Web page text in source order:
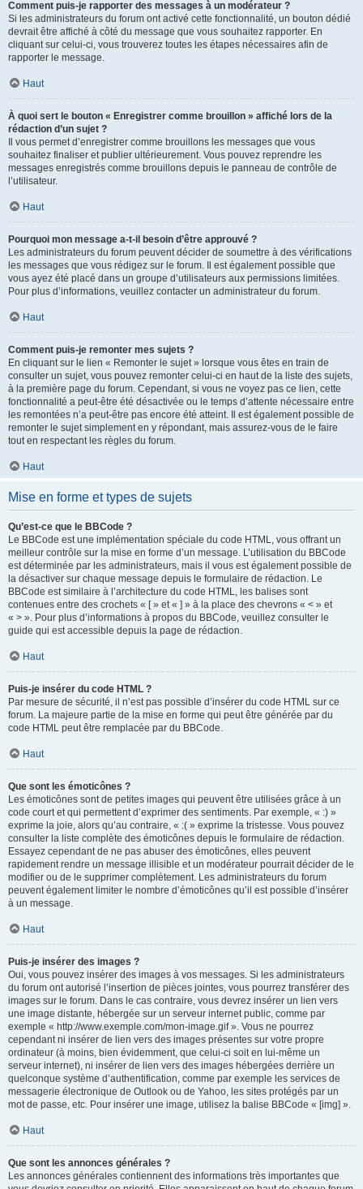
Comment puis-je rapporter des messages à un modérateur ?
Si les administrateurs du forum ont activé cette fonctionnalité, un bouton dédié
devrait être affiché à côté du message que vous souhaitez rapporter. En
cliquant sur celui-ci, vous trouverez toutes les étapes nécessaires afin de
rapporter le message.
Haut
À quoi sert le bouton « Enregistrer comme brouillon » affiché lors de la
rédaction d’un sujet ?
Il vous permet d’enregistrer comme brouillons les messages que vous
souhaitez finaliser et publier ultérieurement. Vous pouvez reprendre les
messages enregistrés comme brouillons depuis le panneau de contrôle de
l’utilisateur.
Haut
Pourquoi mon message a-t-il besoin d’être approuvé ?
Les administrateurs du forum peuvent décider de soumettre à des vérifications
les messages que vous rédigez sur le forum. Il est également possible que
vous ayez été placé dans un groupe d’utilisateurs aux permissions limitées.
Pour plus d’informations, veuillez contacter un administrateur du forum.
Haut
Comment puis-je remonter mes sujets ?
En cliquant sur le lien « Remonter le sujet » lorsque vous êtes en train de
consulter un sujet, vous pouvez remonter celui-ci en haut de la liste des sujets,
à la première page du forum. Cependant, si vous ne voyez pas ce lien, cette
fonctionnalité a peut-être été désactivée ou le temps d’attente nécessaire entre
les remontées n’a peut-être pas encore été atteint. Il est également possible de
remonter le sujet simplement en y répondant, mais assurez-vous de le faire
tout en respectant les règles du forum.
Haut
Mise en forme et types de sujets
Qu’est-ce que le BBCode ?
Le BBCode est une implémentation spéciale du code HTML, vous offrant un
meilleur contrôle sur la mise en forme d’un message. L’utilisation du BBCode
est déterminée par les administrateurs, mais il vous est également possible de
la désactiver sur chaque message depuis le formulaire de rédaction. Le
BBCode est similaire à l’architecture du code HTML, les balises sont
contenues entre des crochets « [ » et « ] » à la place des chevrons « < » et
« > ». Pour plus d’informations à propos du BBCode, veuillez consulter le
guide qui est accessible depuis la page de rédaction.
Haut
Puis-je insérer du code HTML ?
Par mesure de sécurité, il n’est pas possible d’insérer du code HTML sur ce
forum. La majeure partie de la mise en forme qui peut être générée par du
code HTML peut être remplacée par du BBCode.
Haut
Que sont les émoticônes ?
Les émoticônes sont de petites images qui peuvent être utilisées grâce à un
code court et qui permettent d’exprimer des sentiments. Par exemple, « :) »
exprime la joie, alors qu’au contraire, « :( » exprime la tristesse. Vous pouvez
consulter la liste complète des émoticônes depuis le formulaire de rédaction.
Essayez cependant de ne pas abuser des émoticônes, elles peuvent
rapidement rendre un message illisible et un modérateur pourrait décider de le
modifier ou de le supprimer complètement. Les administrateurs du forum
peuvent également limiter le nombre d’émoticônes qu’il est possible d’insérer
à un message.
Haut
Puis-je insérer des images ?
Oui, vous pouvez insérer des images à vos messages. Si les administrateurs
du forum ont autorisé l’insertion de pièces jointes, vous pourrez transférer des
images sur le forum. Dans le cas contraire, vous devrez insérer un lien vers
une image distante, hébergée sur un serveur internet public, comme par
exemple « http://www.exemple.com/mon-image.gif ». Vous ne pourrez
cependant ni insérer de lien vers des images présentes sur votre propre
ordinateur (à moins, bien évidemment, que celui-ci soit en lui-même un
serveur internet), ni insérer de lien vers des images hébergées derrière un
quelconque système d’authentification, comme par exemple les services de
messagerie électronique de Outlook ou de Yahoo, les sites protégés par un
mot de passe, etc. Pour insérer une image, utilisez la balise BBCode « [img] ».
Haut
Que sont les annonces générales ?
Les annonces générales contiennent des informations très importantes que